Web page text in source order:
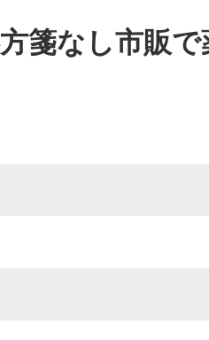
箋なし市販